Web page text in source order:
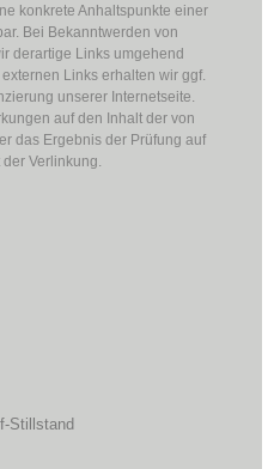
konkrete Anhaltspunkte einer
Bei Bekanntwerden von
derartige Links umgehend
Links erhalten wir ggf.
unserer Internetseite.
auf den Inhalt der von
das Ergebnis der Prüfung auf
Verlinkung.
Stillstand